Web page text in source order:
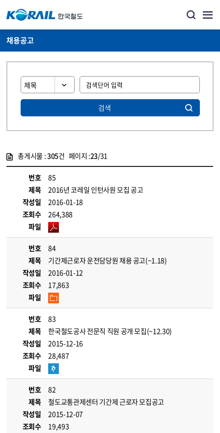
채용공고
검색
총게시물 :305건 페이지 :23/31
번호
85
제목
2016년 코레일 인턴사원 모집 공고
작성일
2016-01-18
조회수
264,388
파일
번호
84
제목
기간제근로자 운전담당원 채용 공고(~1.18)
작성일
2016-01-12
조회수
17,863
파일
번호
83
제목
한국철도공사 전문직 직원 공개 모집(~12.30)
작성일
2015-12-16
조회수
28,487
파일
번호
82
제목
철도교통관제센터 기간제 근로자 모집공고
작성일
2015-12-07
조회수
19,493